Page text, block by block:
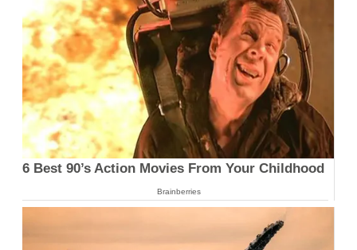
6 Best 90’s Action Movies From Your Childhood
Brainberries